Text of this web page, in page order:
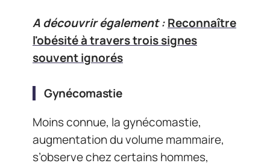
A découvrir également :Reconnaître
l'obésité à travers trois signes
souvent ignorés
Gynécomastie
Moins connue, la gynécomastie,
augmentation du volume mammaire,
s’observe chez certains hommes,